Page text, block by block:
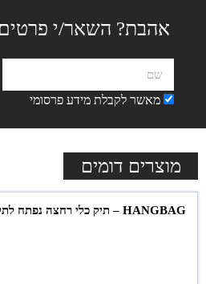
אהבת? השאר/י פרטים
מאשר לקבלת מידע פרסומי
מוצרים דומים
HANGBAG – תיק כלי רחצה נפתח לתליה